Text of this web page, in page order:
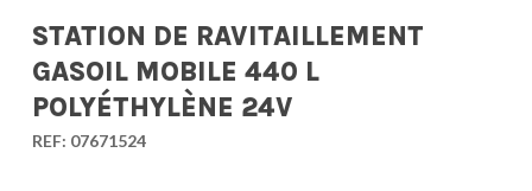
STATION DE RAVITAILLEMENT
GASOIL MOBILE 440 L
POLYÉTHYLÈNE 24V
REF: 07671524